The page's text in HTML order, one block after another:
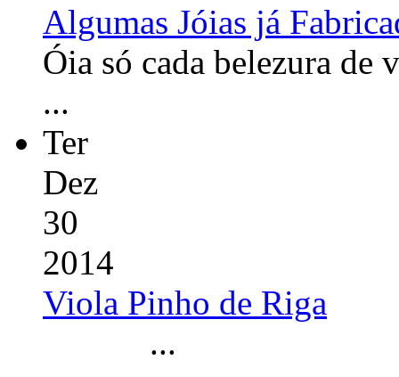
Algumas Jóias já
Óia só cada belezura de
...
Ter
Dez
30
2014
Viola Pinho de Riga
...